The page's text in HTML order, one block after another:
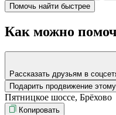
Помочь найти быстрее
Как можно
Рассказать друзьям в
Подарить продвижение
Пятницкое шоссе, Брёхово
Копировать